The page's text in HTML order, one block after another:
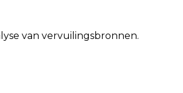
van vervuilingsbronnen.